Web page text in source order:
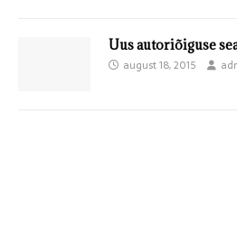
Uus autoriõiguse
august 18, 2015